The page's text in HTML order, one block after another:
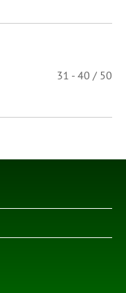
31 - 40 / 50